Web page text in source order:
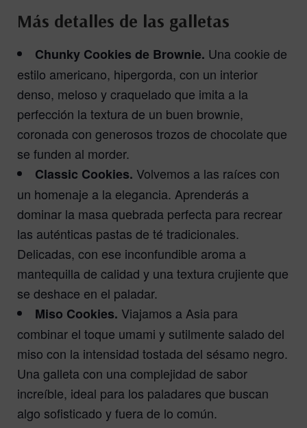
Más detalles de las galletas
Chunky Cookies de Brownie. Una cookie de
estilo americano, hipergorda, con un interior
denso, meloso y craquelado que imita a la
perfección la textura de un buen brownie,
coronada con generosos trozos de chocolate que
se funden al morder.
Classic Cookies. Volvemos a las raíces con
un homenaje a la elegancia. Aprenderás a
dominar la masa quebrada perfecta para recrear
las auténticas pastas de té tradicionales.
Delicadas, con ese inconfundible aroma a
mantequilla de calidad y una textura crujiente que
se deshace en el paladar.
Miso Cookies. Viajamos a Asia para
combinar el toque umami y sutilmente salado del
miso con la intensidad tostada del sésamo negro.
Una galleta con una complejidad de sabor
increíble, ideal para los paladares que buscan
algo sofisticado y fuera de lo común.